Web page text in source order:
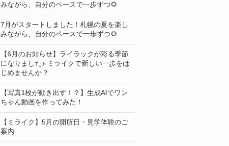
みながら、自分のペースで一歩ずつ🌻
7月がスタートしました！札幌の夏を楽し
みながら、自分のペースで一歩ずつ🌻
【6月のお知らせ】ライラックが彩る季節
になりました♪ ミライクで新しい一歩をは
じめませんか？
【写真1枚が動き出す！？】生成AIでワン
ちゃん動画を作ってみた！
【ミライク】5月の開所日・見学体験のご
案内